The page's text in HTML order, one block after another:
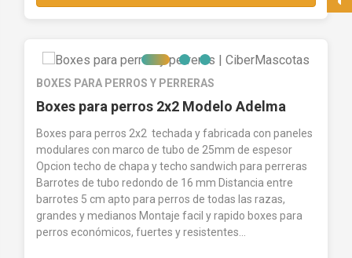
BOXES PARA PERROS Y PERRERAS
Boxes para perros 2x2 Modelo Adelma
Boxes para perros 2x2 techada y fabricada con paneles
modulares con marco de tubo de 25mm de espesor
Opcion techo de chapa y techo sandwich para perreras
Barrotes de tubo redondo de 16 mm Distancia entre
barrotes 5 cm apto para perros de todas las razas,
grandes y medianos Montaje facil y rapido boxes para
perros económicos, fuertes y resistentes...